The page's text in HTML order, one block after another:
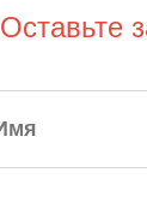
Оставьте